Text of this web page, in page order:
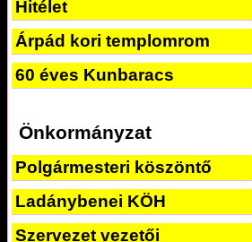
Hitélet
Árpád kori templomrom
60 éves Kunbaracs
Önkormányzat
Polgármesteri köszöntő
Ladánybenei KÖH
Szervezet vezetői